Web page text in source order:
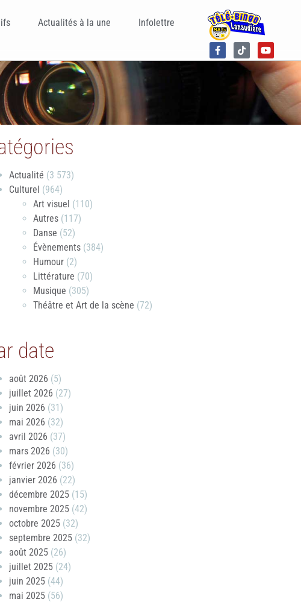
Actualités à la une Infolettre
Actualité (3 573)
Culturel (964)
Art visuel (110)
Autres (117)
Danse (52)
Évènements (384)
Humour (2)
Littérature (70)
Musique (305)
Théâtre et Art de la scène (72)
date
août 2026 (5)
juillet 2026 (27)
juin 2026 (31)
mai 2026 (32)
avril 2026 (37)
mars 2026 (30)
février 2026 (36)
janvier 2026 (22)
décembre 2025 (15)
novembre 2025 (42)
octobre 2025 (32)
septembre 2025 (32)
août 2025 (26)
juillet 2025 (24)
juin 2025 (44)
mai 2025 (56)